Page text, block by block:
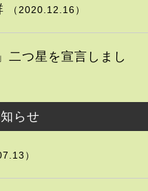
（2020.12.16）
二つ星を宣言しまし
らせ
）